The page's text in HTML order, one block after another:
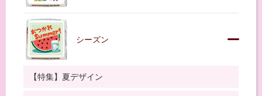
シーズン
【特集】夏デザイン